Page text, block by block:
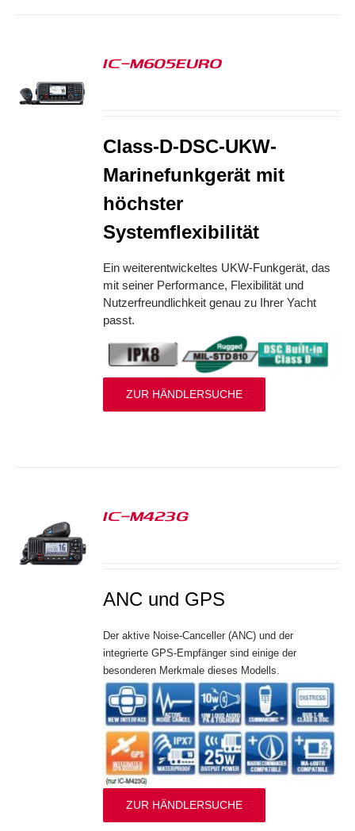
IC-M605EURO
Class-D-DSC-UKW-
Marinefunkgerät mit
höchster
Systemflexibilität
Ein weiterentwickeltes UKW-Funkgerät, das
mit seiner Performance, Flexibilität und
Nutzerfreundlichkeit genau zu Ihrer Yacht
passt.
ZUR HÄNDLERSUCHE
IC-M423G
ANC und GPS
Der aktive Noise-Canceller (ANC) und der
integrierte GPS-Empfänger sind einige der
besonderen Merkmale dieses Modells.
ZUR HÄNDLERSUCHE